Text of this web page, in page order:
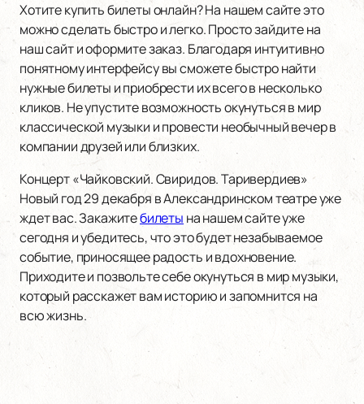
Хотите купить билеты онлайн? На нашем сайте это
можно сделать быстро и легко. Просто зайдите на
наш сайт и оформите заказ. Благодаря интуитивно
понятному интерфейсу вы сможете быстро найти
нужные билеты и приобрести их всего в несколько
кликов. Не упустите возможность окунуться в мир
классической музыки и провести необычный вечер в
компании друзей или близких.
Концерт «Чайковский. Свиридов. Таривердиев»
Новый год 29 декабря в Александринском театре уже
ждет вас. Закажитебилеты на нашем сайте уже
сегодня и убедитесь, что это будет незабываемое
событие, приносящее радость и вдохновение.
Приходите и позвольте себе окунуться в мир музыки,
который расскажет вам историю и запомнится на
всю жизнь.